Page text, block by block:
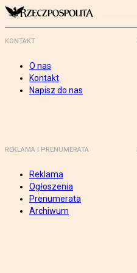
KONTAKT
O nas
Kontakt
Napisz do nas
REKLAMA I PRENUMERATA
Reklama
Ogłoszenia
Prenumerata
Archiwum